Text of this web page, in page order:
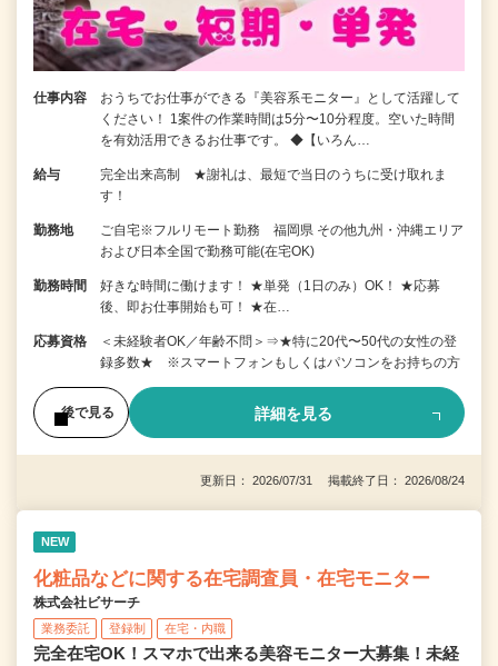
仕事内容
おうちでお仕事ができる『美容系モニター』として活躍して
ください！ 1案件の作業時間は5分〜10分程度。空いた時間
を有効活用できるお仕事です。 ◆【いろん…
給与
完全出来高制 ★謝礼は、最短で当日のうちに受け取れま
す！
勤務地
ご自宅※フルリモート勤務 福岡県 その他九州・沖縄エリア
および日本全国で勤務可能(在宅OK)
勤務時間
好きな時間に働けます！ ★単発（1日のみ）OK！ ★応募
後、即お仕事開始も可！ ★在…
応募資格
＜未経験者OK／年齢不問＞⇒★特に20代〜50代の女性の登
録多数★ ※スマートフォンもしくはパソコンをお持ちの方
後で見る 詳細を見る
更新日： 2026/07/31 掲載終了日： 2026/08/24
NEW
化粧品などに関する在宅調査員・在宅モニター
株式会社ビサーチ
業務委託 登録制 在宅・内職
完全在宅OK！スマホで出来る美容モニター大募集！未経